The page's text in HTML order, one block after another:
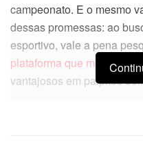
campeonato. E o mesmo
dessas promessas: ao
esportivo, vale a pena
plataforma que mais paga,
vantajosos em palpites